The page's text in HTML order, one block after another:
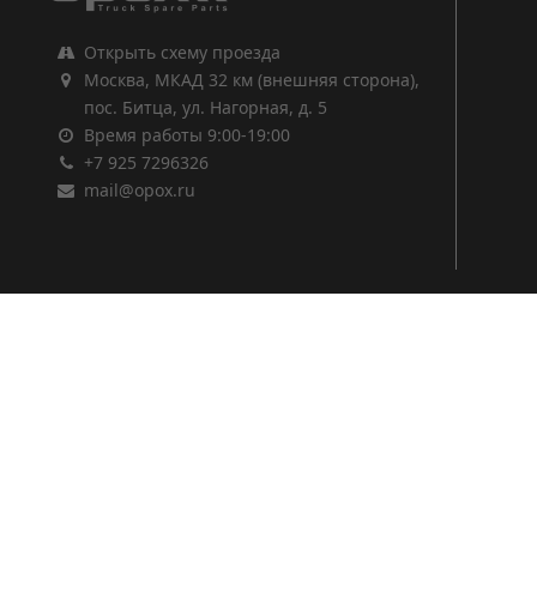
Открыть схему проезда
Москва, МКАД 32 км (внешняя сторона),
пос. Битца, ул. Нагорная, д. 5
Время работы 9:00-19:00
+7 925 7296326
mail@opox.ru